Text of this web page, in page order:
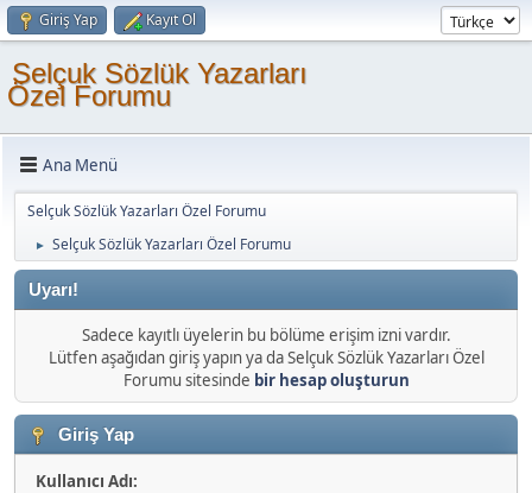
Giriş Yap Kayıt Ol
Selçuk Sözlük Yazarları
Özel Forumu
Ana Menü
Selçuk Sözlük Yazarları Özel Forumu
► Selçuk Sözlük Yazarları Özel Forumu
Uyarı!
Sadece kayıtlı üyelerin bu bölüme erişim izni vardır.
Lütfen aşağıdan giriş yapın ya da Selçuk Sözlük Yazarları Özel
Forumu sitesinde bir hesap oluşturun
Giriş Yap
Kullanıcı Adı: